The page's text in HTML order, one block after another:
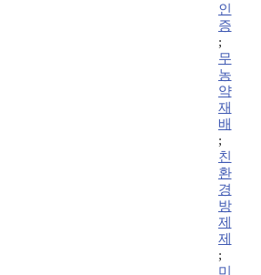
인
증
;
무
농
약
재
배
;
친
환
경
방
제
제
;
미